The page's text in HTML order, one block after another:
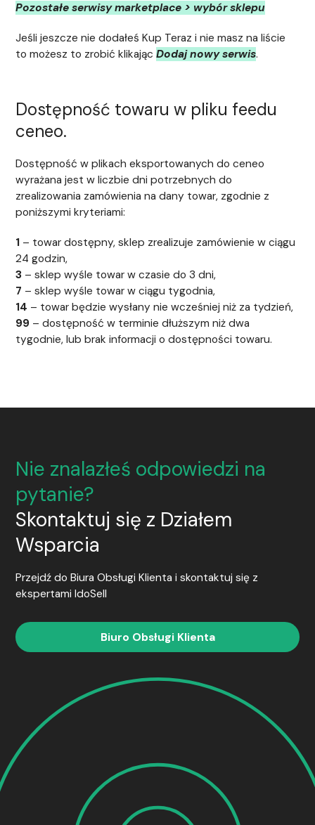
Pozostałe serwisy marketplace > wybór sklepu
Jeśli jeszcze nie dodałeś Kup Teraz i nie masz na liście
to możesz to zrobić klikającDodaj nowy serwis.
Dostępność towaru w pliku feedu
ceneo.
Dostępność w plikach eksportowanych do ceneo
wyrażana jest w liczbie dni potrzebnych do
zrealizowania zamówienia na dany towar, zgodnie z
poniższymi kryteriami:
1 – towar dostępny, sklep zrealizuje zamówienie w ciągu
24 godzin,
3 – sklep wyśle towar w czasie do 3 dni,
7 – sklep wyśle towar w ciągu tygodnia,
14 – towar będzie wysłany nie wcześniej niż za tydzień,
99 – dostępność w terminie dłuższym niż dwa
tygodnie, lub brak informacji o dostępności towaru.
Nie znalazłeś odpowiedzi na
pytanie?
Skontaktuj się z Działem
Wsparcia
Przejdź do Biura Obsługi Klienta i skontaktuj się z
ekspertami IdoSell
Biuro Obsługi Klienta